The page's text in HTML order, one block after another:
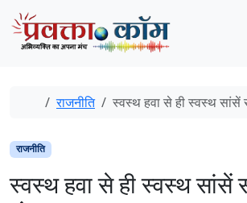
Skip to content
Skip to footer
Home
राजनीति स्वस्थ हवा से ही स्वस्थ
राजनीति
स्वस्थ हवा से ही स्वस्थ सांसें